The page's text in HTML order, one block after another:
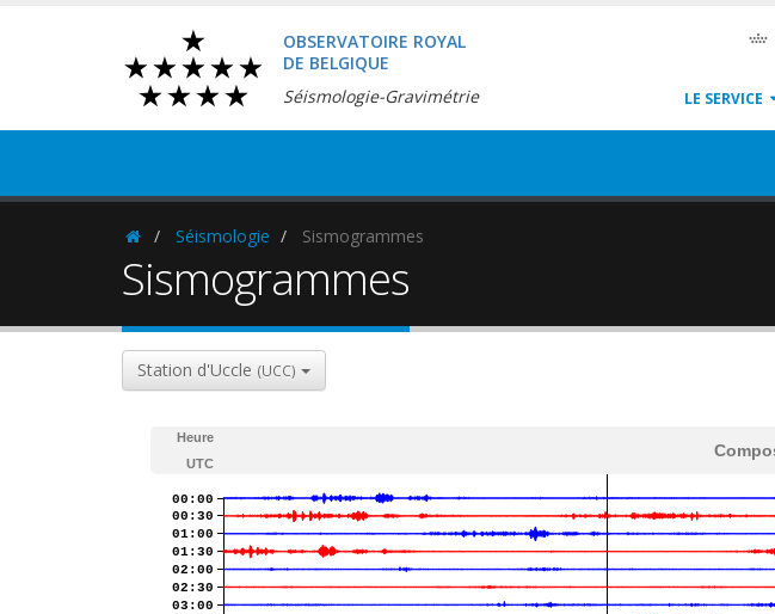
OBSERVATOIRE ROYAL
DE BELGIQUE
Séismologie-Gravimétrie
LE SERVICE
HomepageSéismologie Sismogrammes
Sismogrammes
Station d'Uccle (UCC)
Heure
UTC
00:00
00:30
01:00
01:30
02:00
02:30
03:00